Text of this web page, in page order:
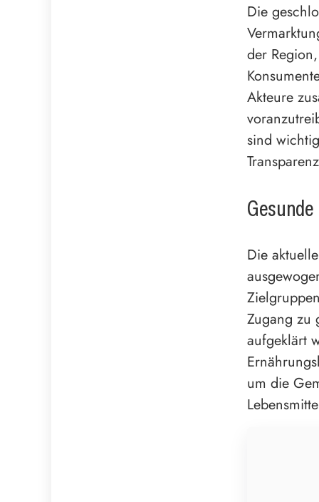
Die
der
Akteure
sind
Die
Zugang zu
aufgeklärt
um die